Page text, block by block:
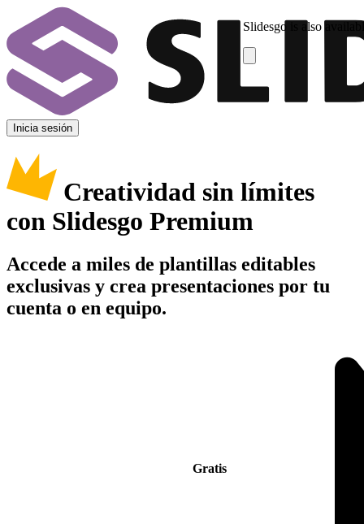
Slidesgo is also
Inicia sesión
Creatividad sin límites
con Slidesgo Premium
Accede a miles de plantillas editables
exclusivas y crea presentaciones por tu
cuenta o en equipo.
Gratis